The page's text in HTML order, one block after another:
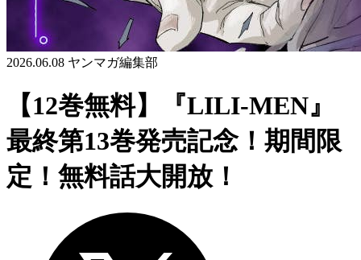
2026.06.08 ヤンマガ編集部
【12巻無料】『LILI-MEN』
最終第13巻発売記念！期間限
定！無料話大開放！